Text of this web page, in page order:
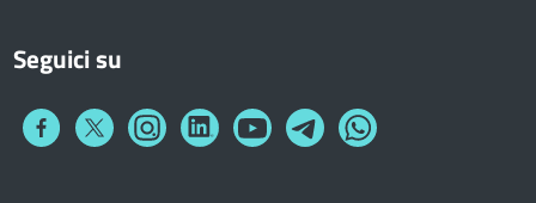
Seguici su
Collegamento
Collegamento
a
Collegamento
a
Collegamento
a
Collegamento
a
Collegamento
a
Collegamento
a